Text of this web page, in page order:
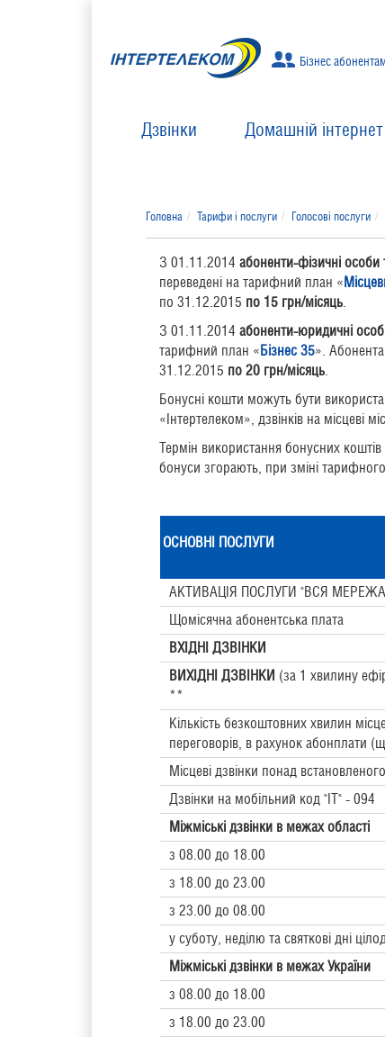
Бізнес
Дзвінки Домашній інтернет
Головна Тарифи і послуги Голосові послуги
З 01.11.2014 абоненти-фізичні особи
переведені на тарифний план «
по 31.12.2015 по 15 грн/місяць.
З 01.11.2014 абоненти-юридичні
тарифний план « Бізнес 35».
31.12.2015 по 20 грн/місяць.
Бонусні кошти можуть бути
«Інтертелеком», дзвінків на місцеві
Термін використання бонусних
бонуси згорають, при зміні
ОСНОВНІ ПОСЛУГИ
АКТИВАЦІЯ ПОСЛУГИ "ВСЯ
Щомісячна абонентська плата
ВХІДНІ ДЗВІНКИ
ВИХІДНІ ДЗВІНКИ (за 1 хвилину
**
Кількість безкоштовних хвилин
переговорів, в рахунок абонплати
Місцеві дзвінки понад
Дзвінки на мобільний код "ІТ" - 094
Міжміські дзвінки в межах області
з 08.00 до 18.00
з 18.00 до 23.00
з 23.00 до 08.00
у суботу, неділю та святкові дні
Міжміські дзвінки в межах України
з 08.00 до 18.00
з 18.00 до 23.00